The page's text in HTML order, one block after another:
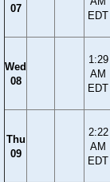
07
EDT
Wed
08
1:29
AM
EDT
Thu
09
2:22
AM
EDT